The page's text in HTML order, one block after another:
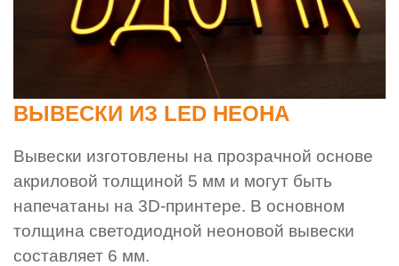
ВЫВЕСКИ ИЗ LED НЕОНА
Вывески изготовлены на прозрачной основе
акриловой толщиной 5 мм и могут быть
напечатаны на 3D-принтере. В основном
толщина светодиодной неоновой вывески
составляет 6 мм.